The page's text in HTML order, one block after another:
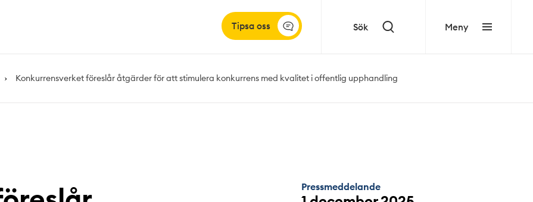
Tipsa oss Sök Meny
Konkurrensverket föreslår åtgärder för att stimulera konkurrens med kvalitet i offentlig upphandling
Pressmeddelande